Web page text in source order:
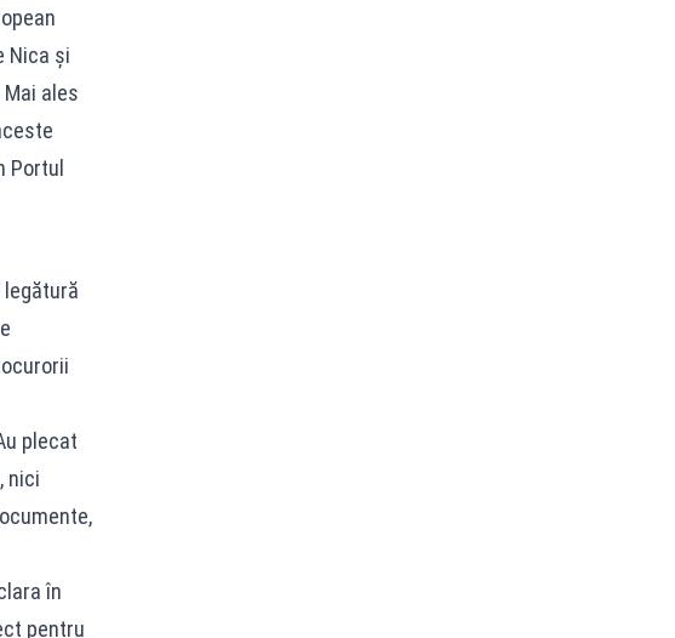
Nica și
ales
Portul
plecat
nici
în
pentru